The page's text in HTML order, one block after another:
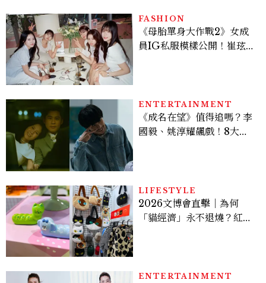
FASHION
《母胎單身大作戰2》女成
員IG私服模樣公開！崔玹諝
ENTERTAINMENT
《成名在望》值得追嗎？李
國毅、姚淳耀飆戲！8大看
LIFESTYLE
2026文博會直擊｜為何
「貓經濟」永不退燒？紅到
ENTERTAINMENT